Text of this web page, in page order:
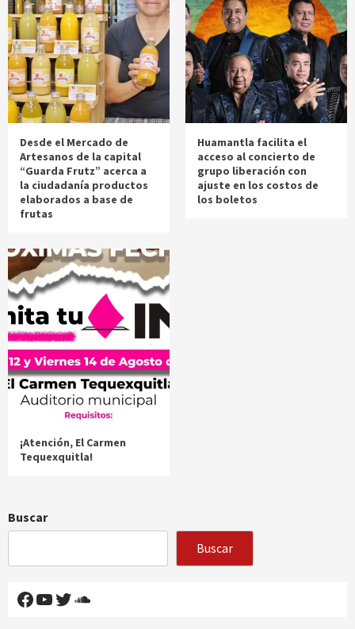
Desde el Mercado de
Artesanos de la capital
“Guarda Frutz” acerca a
la ciudadanía productos
elaborados a base de
frutas
Huamantla facilita el
acceso al concierto de
grupo liberación con
ajuste en los costos de
los boletos
¡Atención, El Carmen
Tequexquitla!
Buscar
Buscar
Facebook
YouTube
Twitter
SoundCloud